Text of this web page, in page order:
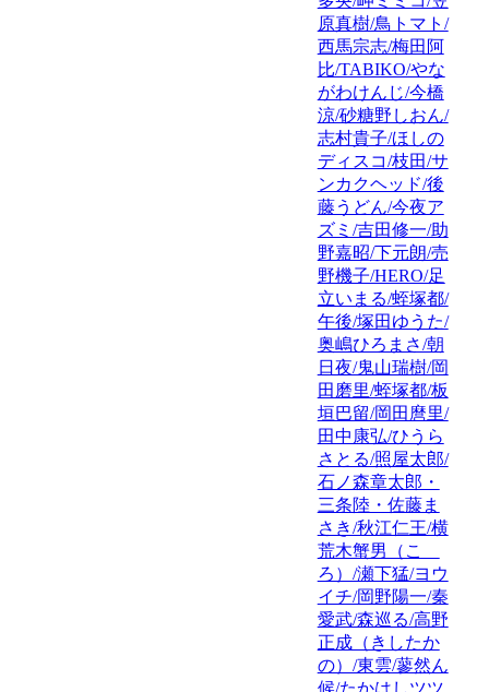
原真樹/鳥トマト/
西馬宗志/梅田阿
比/TABIKO/やな
がわけんじ/今橋
涼/砂糖野しおん/
志村貴子/ほしの
ディスコ/枝田/サ
ンカクヘッド/後
藤うどん/今夜ア
ズミ/吉田修一/助
野嘉昭/下元朗/売
野機子/HERO/足
立いまる/蛭塚都/
午後/塚田ゆうた/
奥嶋ひろまさ/朝
日夜/鬼山瑞樹/岡
田磨里/蛭塚都/板
垣巴留/岡田麿里/
田中康弘/ひうら
さとる/照屋太郎/
石ノ森章太郎・
三条陸・佐藤ま
さき/秋江仁王/横
荒木蟹男（こゝ
ろ）/瀬下猛/ヨウ
イチ/岡野陽一/秦
愛武/森巡る/高野
正成（きしたか
の）/東雲/蓼然ん
候/たかはしツツ